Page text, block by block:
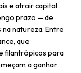
e atrair capital
prazo — de
natureza. Entre
que
filantrópicos para
a ganhar